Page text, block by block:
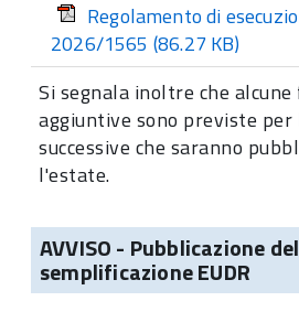
Regolamento di
2026/1565 (86.27 KB)
Si segnala inoltre che
aggiuntive sono previste
successive che saranno
l'estate.
AVVISO - Pubblicazione
semplificazione EUDR